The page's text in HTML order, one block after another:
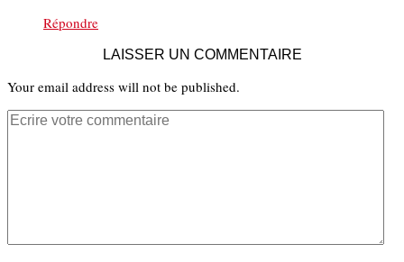
Répondre
LAISSER UN COMMENTAIRE
Your email address will not be published.